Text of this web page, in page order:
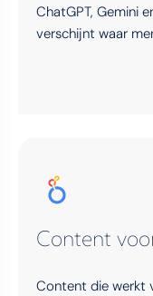
ChatGPT, Gemini
verschijnt waar
Content
Content die werkt